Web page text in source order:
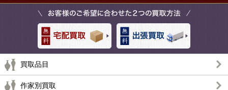
買取品目
作家別買取